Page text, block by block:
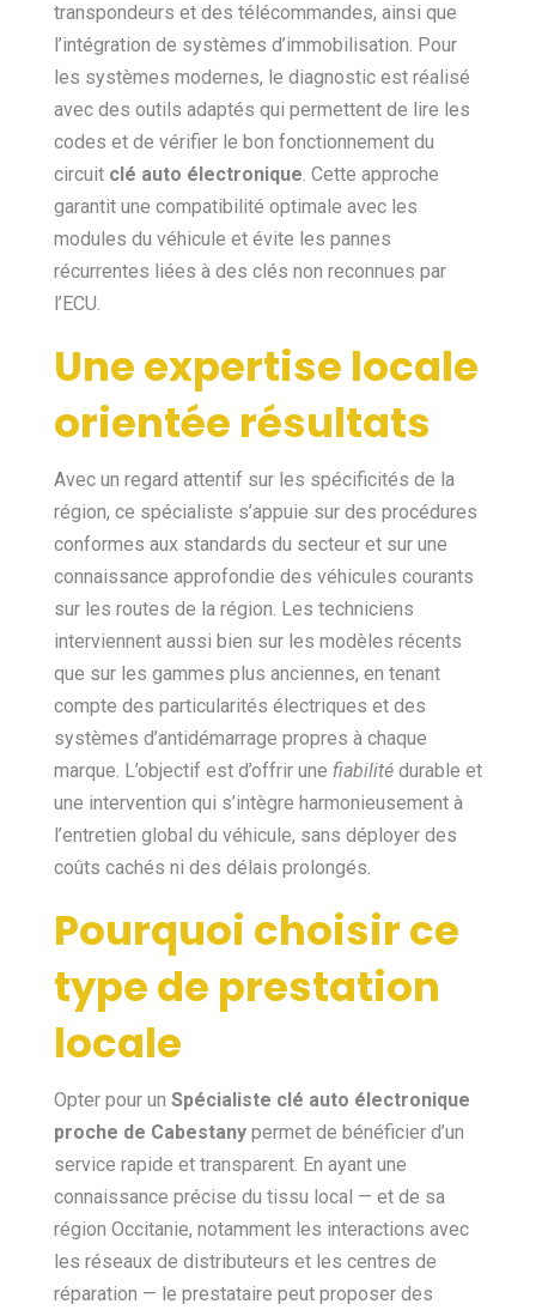
transpondeurs et des télécommandes, ainsi que
l’intégration de systèmes d’immobilisation. Pour
les systèmes modernes, le diagnostic est réalisé
avec des outils adaptés qui permettent de lire les
codes et de vérifier le bon fonctionnement du
circuit clé auto électronique. Cette approche
garantit une compatibilité optimale avec les
modules du véhicule et évite les pannes
récurrentes liées à des clés non reconnues par
l’ECU.
Une expertise locale
orientée résultats
Avec un regard attentif sur les spécificités de la
région, ce spécialiste s’appuie sur des procédures
conformes aux standards du secteur et sur une
connaissance approfondie des véhicules courants
sur les routes de la région. Les techniciens
interviennent aussi bien sur les modèles récents
que sur les gammes plus anciennes, en tenant
compte des particularités électriques et des
systèmes d’antidémarrage propres à chaque
marque. L’objectif est d’offrir une fiabilitédurable et
une intervention qui s’intègre harmonieusement à
l’entretien global du véhicule, sans déployer des
coûts cachés ni des délais prolongés.
Pourquoi choisir ce
type de prestation
locale
Opter pour un Spécialiste clé auto électronique
proche de Cabestanypermet de bénéficier d’un
service rapide et transparent. En ayant une
connaissance précise du tissu local — et de sa
région Occitanie, notamment les interactions avec
les réseaux de distributeurs et les centres de
réparation — le prestataire peut proposer des